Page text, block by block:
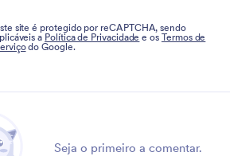
site é protegido por reCAPTCHA, sendo
a Política de Privacidade e osTermos de
do Google.
Seja o primeiro a comentar.